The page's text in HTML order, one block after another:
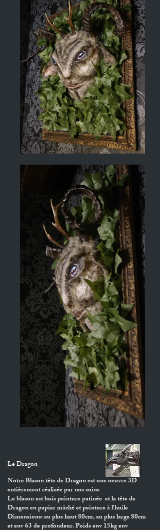
Le Dragon
Notre Blason tête de Dragon est une oeuvre 3D
entièrement réalisée par nos soins
Le blason est bois peinture patinée et la tête de
Dragon en papier mâché et peinture à l'huile
Dimensions: au plus haut 80cm, au plus large 80cm
et env 63 de profondeur. Poids env 15kg env